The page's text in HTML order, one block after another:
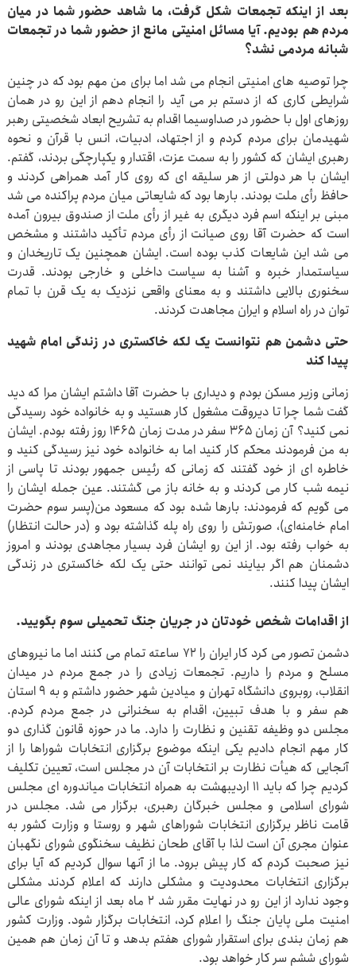
بعد از اینکه تجمعات شکل گرفت، ما شاهد حضور شما در میان
مردم هم بودیم. آیا مسائل امنیتی مانع از حضور شما در تجمعات
شبانه مردمی نشد؟
چرا توصیه های امنیتی انجام می شد اما برای من مهم بود که در چنین
شرایطی کاری که از دستم بر می آید را انجام دهم از این رو در همان
روزهای اول با حضور در صداوسیما اقدام به تشریح ابعاد شخصیتی رهبر
شهیدمان برای مردم کردم و از اجتهاد، ادبیات، انس با قرآن و نحوه
رهبری ایشان که کشور را به سمت عزت، اقتدار و یکپارچگی بردند، گفتم.
ایشان با هر دولتی از هر سلیقه ای که روی کار آمد همراهی کردند و
حافظ رأی ملت بودند. بارها بود که شایعاتی میان مردم پراکنده می شد
مبنی بر اینکه اسم فرد دیگری به غیر از رأی ملت از صندوق بیرون آمده
است که حضرت آقا روی صیانت از رأی مردم تأکید داشتند و مشخص
می شد این شایعات کذب بوده است. ایشان همچنین یک تاریخدان و
سیاستمدار خبره و آشنا به سیاست داخلی و خارجی بودند. قدرت
سخنوری بالایی داشتند و به معنای واقعی نزدیک به یک قرن با تمام
توان در راه اسلام و ایران مجاهدت کردند.
حتی دشمن هم نتوانست یک لکه خاکستری در زندگی امام شهید
پیدا کند
زمانی وزیر مسکن بودم و دیداری با حضرت آقا داشتم ایشان مرا که دید
گفت شما چرا تا دیروقت مشغول کار هستید و به خانواده خود رسیدگی
نمی کنید؟ آن زمان ۳۶۵ سفر در مدت زمان ۱۴۶۵ روز رفته بودم. ایشان
به من فرمودند محکم کار کنید اما به خانواده خود نیز رسیدگی کنید و
خاطره ای از خود گفتند که زمانی که رئیس جمهور بودند تا پاسی از
نیمه شب کار می کردند و به خانه باز می گشتند. عین جمله ایشان را
می گویم که فرمودند: بارها شده بود که مسعود من(پسر سوم حضرت
امام خامنه‌ای)، صورتش را روی راه پله گذاشته بود و (در حالت انتظار)
به خواب رفته بود. از این رو ایشان فرد بسیار مجاهدی بودند و امروز
دشمنان هم اگر بیایند نمی توانند حتی یک لکه خاکستری در زندگی
ایشان پیدا کنند.
از اقدامات شخص خودتان در جریان جنگ تحمیلی سوم بگویید.
دشمن تصور می کرد کار ایران را ۷۲ ساعته تمام می کنند اما ما نیروهای
مسلح و مردم را داریم. تجمعات زیادی را در جمع مردم در میدان
انقلاب، روبروی دانشگاه تهران و میادین شهر حضور داشتم و به ۹ استان
هم سفر و با هدف تبیین، اقدام به سخنرانی در جمع مردم کردم.
مجلس دو وظیفه تقنین و نظارت را دارد. ما در حوزه قانون گذاری دو
کار مهم انجام دادیم یکی اینکه موضوع برگزاری انتخابات شوراها را از
آنجایی که هیأت نظارت بر انتخابات آن در مجلس است، تعیین تکلیف
کردیم چرا که باید ۱۱ اردیبهشت به همراه انتخابات میاندوره ای مجلس
شورای اسلامی و مجلس خبرگان رهبری، برگزار می شد. مجلس در
قامت ناظر برگزاری انتخابات شوراهای شهر و روستا و وزارت کشور به
عنوان مجری آن است لذا با آقای طحان نظیف سخنگوی شورای نگهبان
نیز صحبت کردم که کار پیش برود. ما از آنها سوال کردیم که آیا برای
برگزاری انتخابات محدودیت و مشکلی دارند که اعلام کردند مشکلی
وجود ندارد از این رو در نهایت مقرر شد ۲ ماه بعد از اینکه شورای عالی
امنیت ملی پایان جنگ را اعلام کرد، انتخابات برگزار شود. وزارت کشور
هم زمان بندی برای استقرار شورای هفتم بدهد و تا آن زمان هم همین
شورای ششم سر کار خواهد بود.